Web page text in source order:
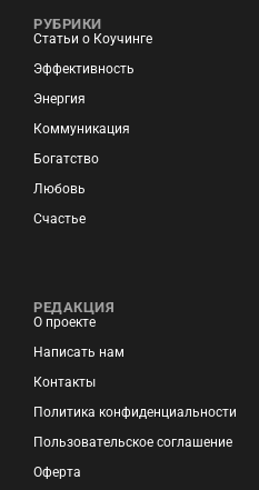
РУБРИКИ
Статьи о Коучинге
Эффективность
Энергия
Коммуникация
Богатство
Любовь
Счастье
РЕДАКЦИЯ
О проекте
Написать нам
Контакты
Политика конфиденциальности
Пользовательское соглашение
Оферта